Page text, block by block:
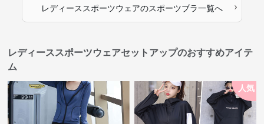
レディーススポーツウェアのスポーツブラ一覧へ ›
レディーススポーツウェアセットアップのおすすめアイテ
ム
人気